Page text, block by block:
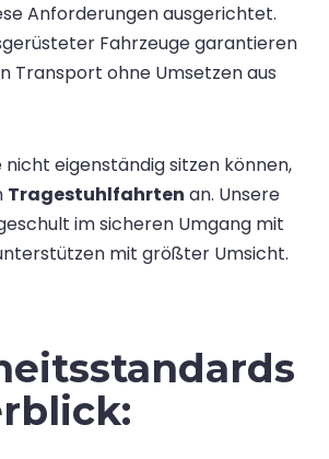
Anforderungen ausgerichtet.
Fahrzeuge garantieren
Transport ohne Umsetzen aus
nicht eigenständig sitzen können,
Tragestuhlfahrten an. Unsere
im sicheren Umgang mit
mit größter Umsicht.